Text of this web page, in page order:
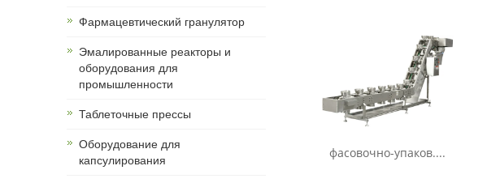
Фармацевтический гранулятор
Эмалированные реакторы и
оборудования для
промышленности
Таблеточные прессы
Оборудование для
капсулирования
фасовочно-упаков....